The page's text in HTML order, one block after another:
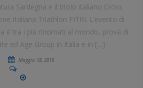
Sardegna e il titolo italiano Cross
Italiana Triathlon FITRI. L’evento di
è tra i più rinomati al mondo, prova di
ed Age Group in Italia e in […]
Maggio 18, 2018